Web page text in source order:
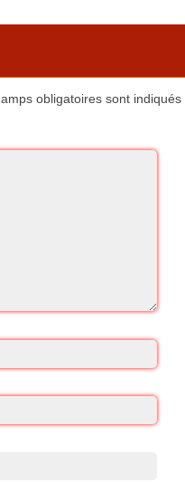
obligatoires sont indiqués